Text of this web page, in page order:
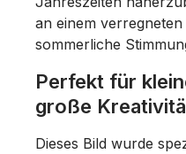
an einem
sommerliche
Perfekt für
große
Dieses Bild wurde